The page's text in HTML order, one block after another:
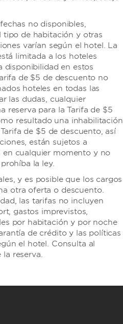
no disponibles,
tipo de habitación y otras
varían según el hotel. La
limitada a los hoteles
disponibilidad en estos
de $5 de descuento no
hoteles en todas las
las dudas, cualquier
reserva para la Tarifa de $5
resultado una inhabilitación
de $5 de descuento, así
están sujetos a
cualquier momento y no
la ley.
y es posible que los cargos
otra oferta o descuento.
las tarifas no incluyen
gastos imprevistos,
por habitación y por noche
de crédito y las políticas
el hotel. Consulta al
reserva.